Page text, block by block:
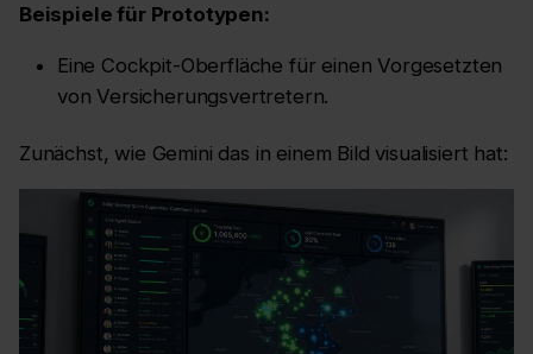
Beispiele für Prototypen:
Eine Cockpit-Oberfläche für einen Vorgesetzten
von Versicherungsvertretern.
Zunächst, wie Gemini das in einem Bild visualisiert hat: